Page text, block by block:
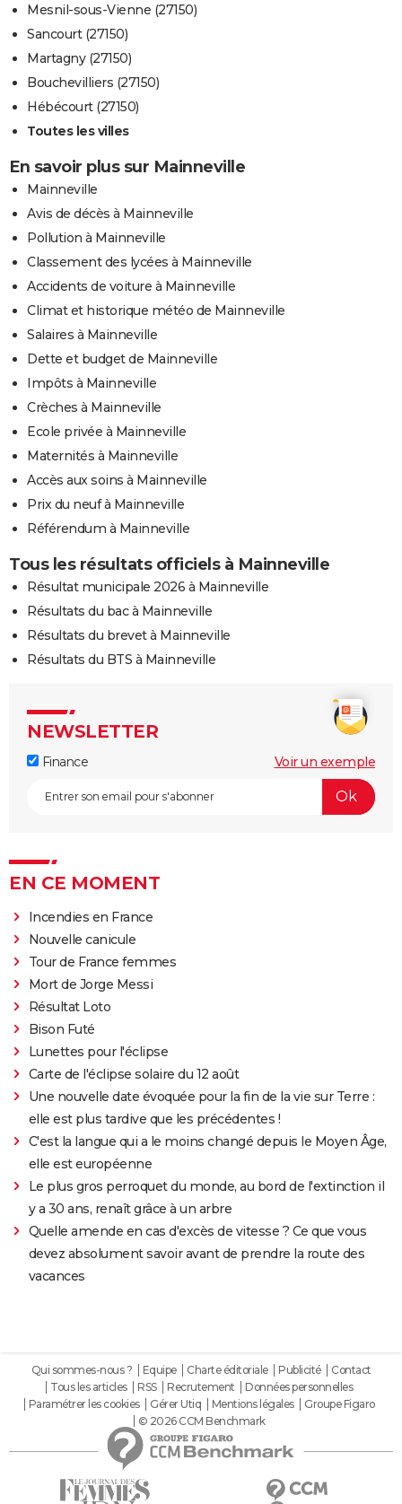
Mesnil-sous-Vienne (27150)
Sancourt (27150)
Martagny (27150)
Bouchevilliers (27150)
Hébécourt (27150)
Toutes les villes
En savoir plus sur Mainneville
Mainneville
Avis de décès à Mainneville
Pollution à Mainneville
Classement des lycées à Mainneville
Accidents de voiture à Mainneville
Climat et historique météo de Mainneville
Salaires à Mainneville
Dette et budget de Mainneville
Impôts à Mainneville
Crèches à Mainneville
Ecole privée à Mainneville
Maternités à Mainneville
Accès aux soins à Mainneville
Prix du neuf à Mainneville
Référendum à Mainneville
Tous les résultats officiels à Mainneville
Résultat municipale 2026 à Mainneville
Résultats du bac à Mainneville
Résultats du brevet à Mainneville
Résultats du BTS à Mainneville
NEWSLETTER
Finance Voir un exemple
EN CE MOMENT
Incendies en France
Nouvelle canicule
Tour de France femmes
Mort de Jorge Messi
Résultat Loto
Bison Futé
Lunettes pour l'éclipse
Carte de l'éclipse solaire du 12 août
Une nouvelle date évoquée pour la fin de la vie sur Terre :
elle est plus tardive que les précédentes !
C'est la langue qui a le moins changé depuis le Moyen Âge,
elle est européenne
Le plus gros perroquet du monde, au bord de l'extinction il
y a 30 ans, renaît grâce à un arbre
Quelle amende en cas d'excès de vitesse ? Ce que vous
devez absolument savoir avant de prendre la route des
vacances
Qui sommes-nous ? Equipe Charte éditoriale Publicité
Contact
Tous les articles
RSS Recrutement
Données personnelles
Paramétrer les cookies
Gérer Utiq Mentions légales
Groupe Figaro
© 2026 CCM Benchmark